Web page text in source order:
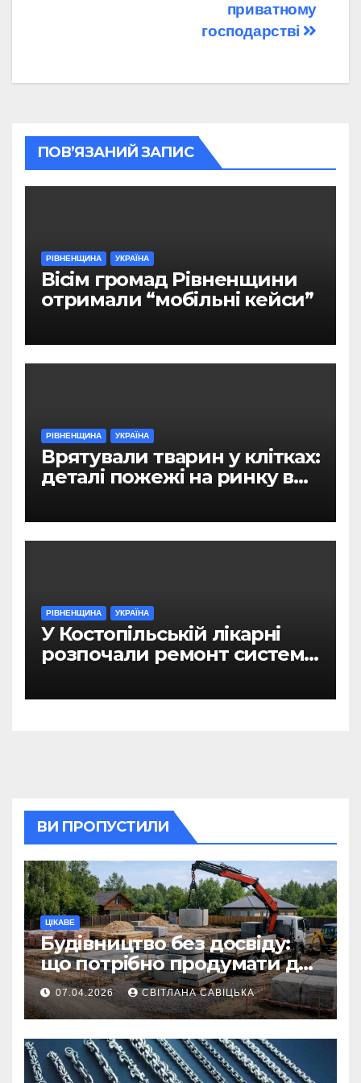
приватному
господарстві
ПОВ’ЯЗАНИЙ ЗАПИС
РІВНЕНЩИНА УКРАЇНА
Вісім громад Рівненщини
отримали “мобільні кейси”
РІВНЕНЩИНА УКРАЇНА
Врятували тварин у клітках:
деталі пожежі на ринку в
РІВНЕНЩИНА УКРАЇНА
У Костопільській лікарні
розпочали ремонт системи
ВИ ПРОПУСТИЛИ
ЦІКАВЕ
Будівництво без досвіду:
що потрібно продумати до
першої доставки на
ділянку
07.04.2026 СВІТЛАНА САВІЦЬКА